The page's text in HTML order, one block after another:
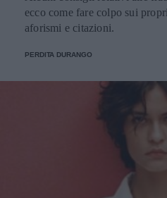
ecco come fare colpo sui
aforismi e citazioni.
PERDITA DURANGO